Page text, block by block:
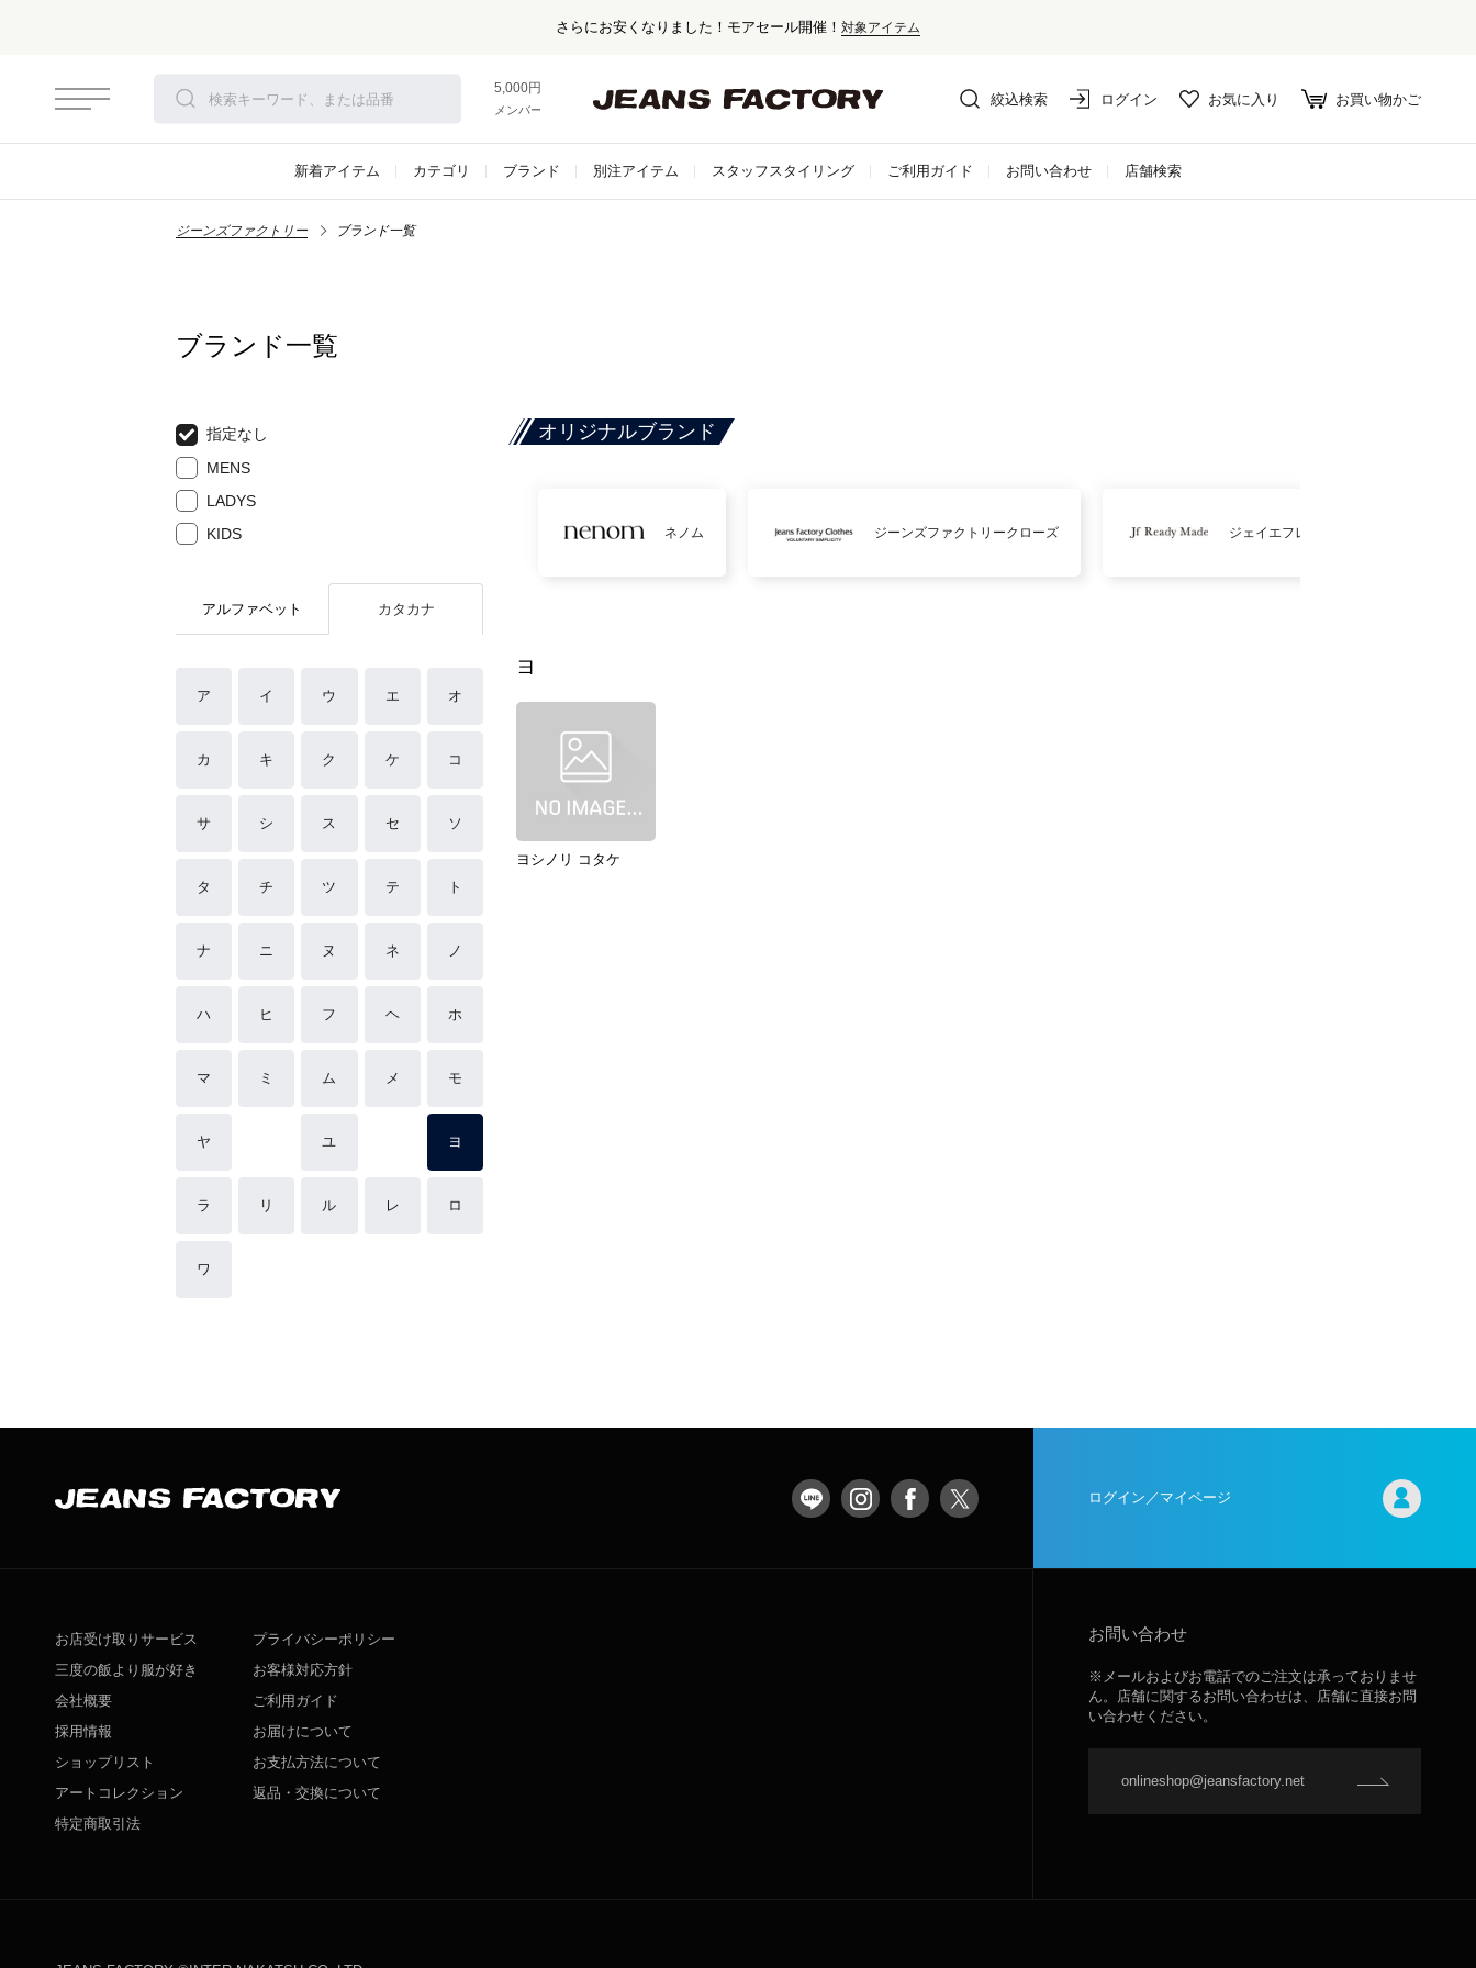
さらにお安くなりました！モアセール開催！ 対象アイテム
5,000円以上お買い上げで送料無料！
メンバー登録でお得な情報をゲット。さらに詳しく
絞込検索 ログイン お気に入り お買い物かご
新着アイテム カテゴリ ブランド 別注アイテム スタッフスタイリング ご利用ガイド お問い合わせ 店舗検索
ジーンズファクトリー ブランド一覧
ブランド一覧
指定なし
MENS
LADYS
KIDS
アルファベット カタカナ
ア イ ウ エ オ
カ キ ク ケ コ
サ シ ス セ ソ
タ チ ツ テ ト
ナ ニ ヌ ネ ノ
ハ ヒ フ ヘ ホ
マ ミ ム メ モ
ヤ ユ ヨ
ラ リ ル レ ロ
ワ
オリジナルブランド
ネノム ジーンズファクトリークローズ ジェイエフレディメイド
ヨ
ヨシノリ コタケ
ログイン／マイページ
お店受け取りサービス
三度の飯より服が好き
会社概要
採用情報
ショップリスト
アートコレクション
特定商取引法
プライバシーポリシー
お客様対応方針
ご利用ガイド
お届けについて
お支払方法について
返品・交換について
お問い合わせ
※メールおよびお電話でのご注文は承っておりませ
ん。店舗に関するお問い合わせは、店舗に直接お問
い合わせください。
onlineshop@jeansfactory.net